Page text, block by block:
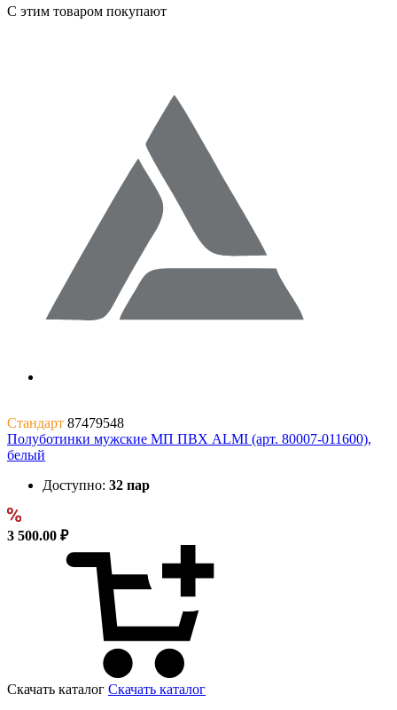
С этим товаром покупают
Стандарт 87479548
Полуботинки мужские МП ПВХ ALMI (арт. 80007-011600),
белый
Доступно: 32 пар
3 500.00 ₽
Скачать каталог Скачать каталог